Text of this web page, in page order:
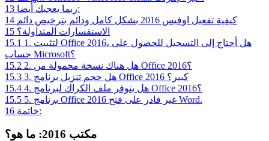
13
ربما يعجبك أيضا:
14
كيفية تفعيل اوفيس 2016 بشكل كامل ودائم بترخيص دائم
15 الاستفسارات المتداولة؟
15.1 1. لتثبيت Office 2016، هل أحتاج إلى التسجيل للحصول على
حساب Microsoft؟
15.2
2. هل هناك نسخة محمولة من Office 2016؟
15.3
3. هل حجم تنزيل برنامج Office 2016 كبير؟
15.4
4. هل يتوفر ملف الكراك لبرنامج Office 2016؟
15.5
5. برنامج Office 2016 غير قادر على فتح Word.
16
خاتمة:
مكتب 2016: ما هو؟